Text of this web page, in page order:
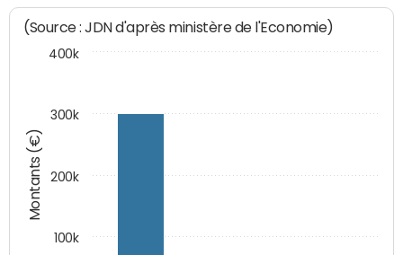
Montants (€)
(Source : JDN d'après ministère de l'Economie)
100k
200k
300k
400k